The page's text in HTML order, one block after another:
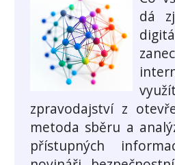
dá
zpravodajství z
metoda sběru a
přístupných